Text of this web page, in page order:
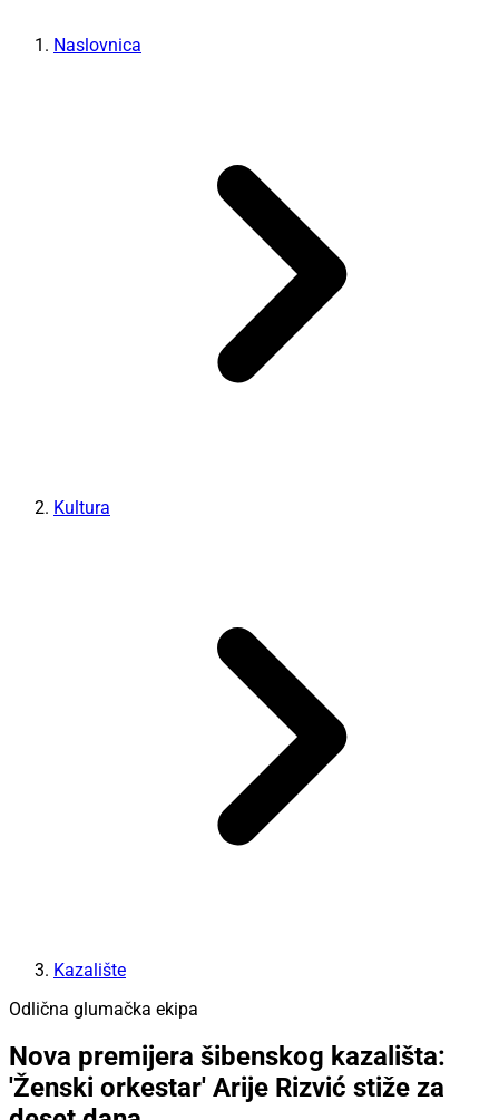
Naslovnica
Kultura
Kazalište
Odlična glumačka ekipa
Nova premijera šibenskog kazališta:
'Ženski orkestar' Arije Rizvić stiže za